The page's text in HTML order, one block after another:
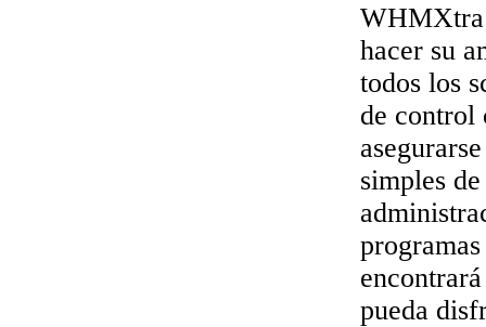
WHMXtra
hacer su
todos los
de control
simples
pueda